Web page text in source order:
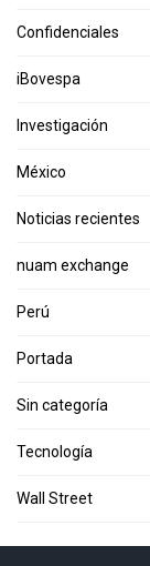
Confidenciales
iBovespa
Investigación
México
Noticias recientes
nuam exchange
Perú
Portada
Sin categoría
Tecnología
Wall Street